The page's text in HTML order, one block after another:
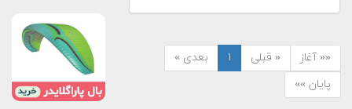
«« آغاز « قبلی ۱
بعدی »
پایان »»